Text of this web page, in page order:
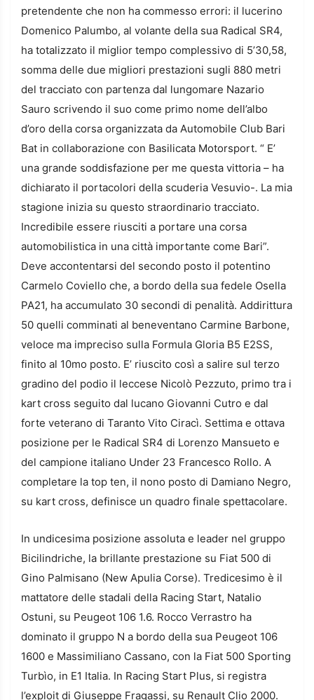
pretendente che non ha commesso errori: il lucerino
Domenico Palumbo, al volante della sua Radical SR4,
ha totalizzato il miglior tempo complessivo di 5’30,58,
somma delle due migliori prestazioni sugli 880 metri
del tracciato con partenza dal lungomare Nazario
Sauro scrivendo il suo come primo nome dell’albo
d’oro della corsa organizzata da Automobile Club Bari
Bat in collaborazione con Basilicata Motorsport. “ E’
una grande soddisfazione per me questa vittoria – ha
dichiarato il portacolori della scuderia Vesuvio-. La mia
stagione inizia su questo straordinario tracciato.
Incredibile essere riusciti a portare una corsa
automobilistica in una città importante come Bari”.
Deve accontentarsi del secondo posto il potentino
Carmelo Coviello che, a bordo della sua fedele Osella
PA21, ha accumulato 30 secondi di penalità. Addirittura
50 quelli comminati al beneventano Carmine Barbone,
veloce ma impreciso sulla Formula Gloria B5 E2SS,
finito al 10mo posto. E’ riuscito così a salire sul terzo
gradino del podio il leccese Nicolò Pezzuto, primo tra i
kart cross seguito dal lucano Giovanni Cutro e dal
forte veterano di Taranto Vito Ciracì. Settima e ottava
posizione per le Radical SR4 di Lorenzo Mansueto e
del campione italiano Under 23 Francesco Rollo. A
completare la top ten, il nono posto di Damiano Negro,
su kart cross, definisce un quadro finale spettacolare.
In undicesima posizione assoluta e leader nel gruppo
Bicilindriche, la brillante prestazione su Fiat 500 di
Gino Palmisano (New Apulia Corse). Tredicesimo è il
mattatore delle stadali della Racing Start, Natalio
Ostuni, su Peugeot 106 1.6. Rocco Verrastro ha
dominato il gruppo N a bordo della sua Peugeot 106
1600 e Massimiliano Cassano, con la Fiat 500 Sporting
Turbìo, in E1 Italia. In Racing Start Plus, si registra
l’exploit di Giuseppe Fragassi, su Renault Clio 2000.